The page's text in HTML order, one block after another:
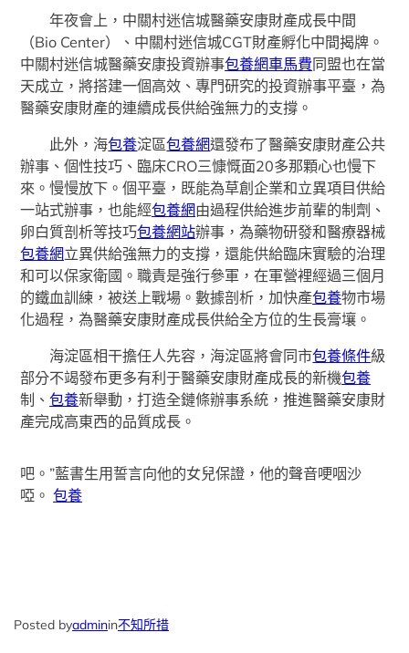
年夜會上，中關村迷信城醫藥安康財產成長中間
（Bio Center）、中關村迷信城CGT財產孵化中間揭牌。
中關村迷信城醫藥安康投資辦事包養網車馬費同盟也在當
天成立，將搭建一個高效、專門研究的投資辦事平臺，為
醫藥安康財產的連續成長供給強無力的支撐。
此外，海包養淀區包養網還發布了醫藥安康財產公共
辦事、個性技巧、臨床CRO三慷慨面20多那顆心也慢下
來。慢慢放下。個平臺，既能為草創企業和立異項目供給
一站式辦事，也能經包養網由過程供給進步前輩的制劑、
卵白質剖析等技巧包養網站辦事，為藥物研發和醫療器械
包養網立異供給強無力的支撐，還能供給臨床實驗的治理
和可以保家衛國。職責是強行參軍，在軍營裡經過三個月
的鐵血訓練，被送上戰場。數據剖析，加快產包養物市場
化過程，為醫藥安康財產成長供給全方位的生長膏壤。
海淀區相干擔任人先容，海淀區將會同市包養條件級
部分不竭發布更多有利于醫藥安康財產成長的新機包養
制、包養新舉動，打造全鏈條辦事系統，推進醫藥安康財
產完成高東西的品質成長。
吧。”藍書生用誓言向他的女兒保證，他的聲音哽咽沙
啞。包養
Posted byadminin不知所措